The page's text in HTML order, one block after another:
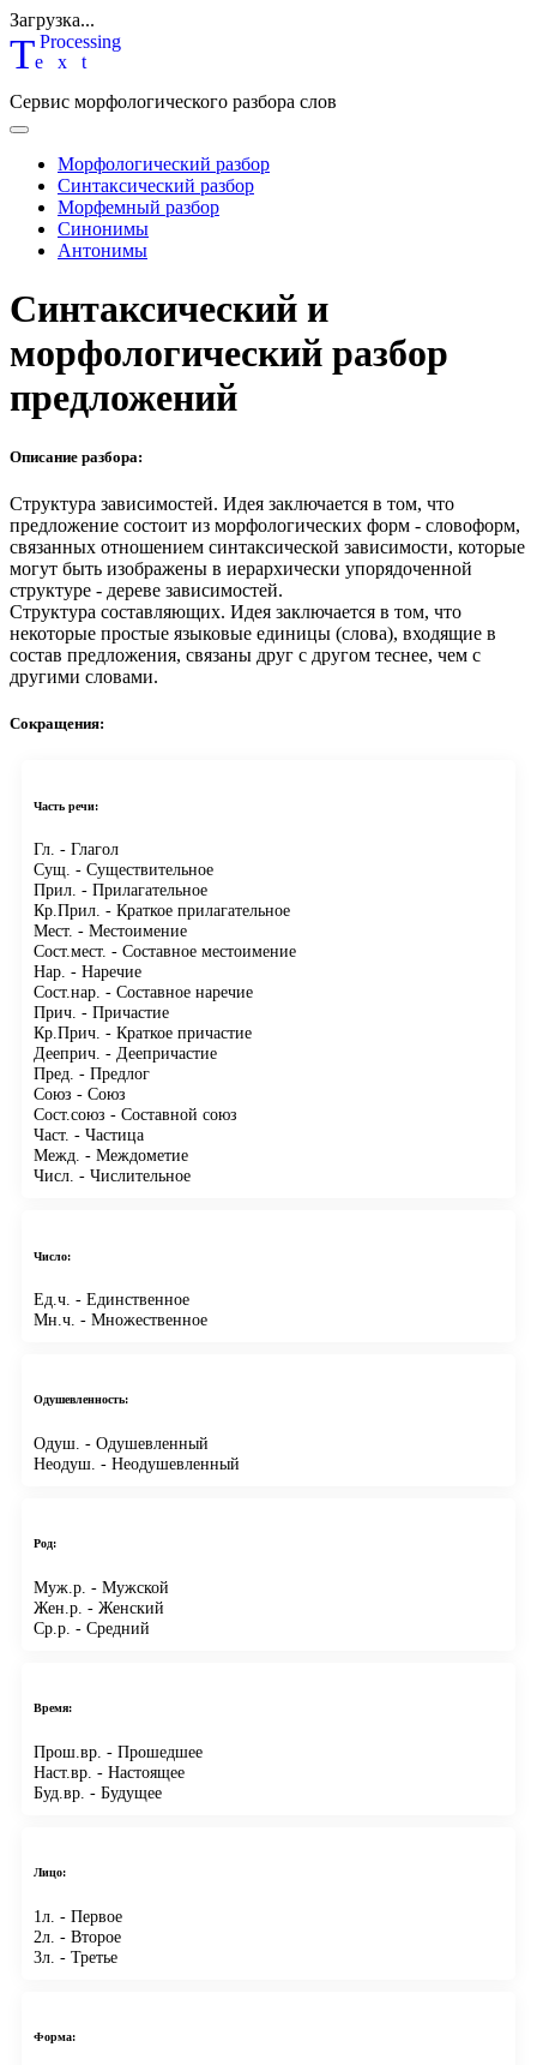
Загрузка...
Text
Processing
Сервис морфологического разбора слов
Морфологический разбор
Синтаксический разбор
Морфемный разбор
Синонимы
Антонимы
Синтаксический и
морфологический разбор
предложений
Описание разбора:
Структура зависимостей. Идея заключается в том, что
предложение состоит из морфологических форм - словоформ,
связанных отношением синтаксической зависимости, которые
могут быть изображены в иерархически упорядоченной
структуре - дереве зависимостей.
Структура составляющих. Идея заключается в том, что
некоторые простые языковые единицы (слова), входящие в
состав предложения, связаны друг с другом теснее, чем с
другими словами.
Сокращения:
Часть речи:
Гл. - Глагол
Сущ. - Существительное
Прил. - Прилагательное
Кр.Прил. - Краткое прилагательное
Мест. - Местоимение
Сост.мест. - Составное местоимение
Нар. - Наречие
Сост.нар. - Составное наречие
Прич. - Причастие
Кр.Прич. - Краткое причастие
Дееприч. - Деепричастие
Пред. - Предлог
Союз - Союз
Сост.союз - Составной союз
Част. - Частица
Межд. - Междометие
Числ. - Числительное
Число:
Ед.ч. - Единственное
Мн.ч. - Множественное
Одушевленность:
Одуш. - Одушевленный
Неодуш. - Неодушевленный
Род:
Муж.р. - Мужской
Жен.р. - Женский
Ср.р. - Средний
Время:
Прош.вр. - Прошедшее
Наст.вр. - Настоящее
Буд.вр. - Будущее
Лицо:
1л. - Первое
2л. - Второе
3л. - Третье
Форма: